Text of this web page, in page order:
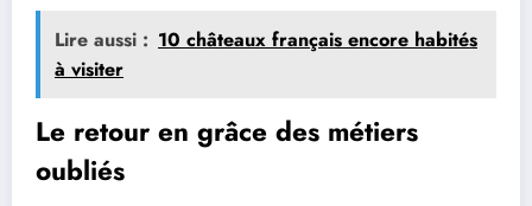
Lire aussi : 10 châteaux français encore habités
à visiter
Le retour en grâce des métiers
oubliés